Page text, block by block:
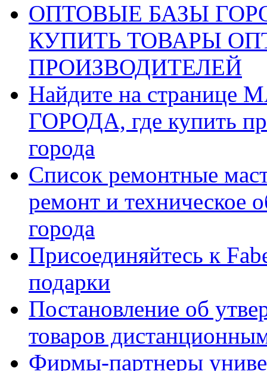
ОПТОВЫЕ БАЗЫ
КУПИТЬ ТОВАРЫ
ПРОИЗВОДИТЕЛЕЙ
Найдите на
ГОРОДА, где купить
города
Список ремонтные
ремонт и техническое
города
Присоединяйтесь к
подарки
Постановление об
товаров
Фирмы-партнеры